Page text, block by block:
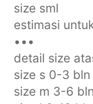
size sml
estimasi
•••
detail size
size s 0-3
size m 3-6